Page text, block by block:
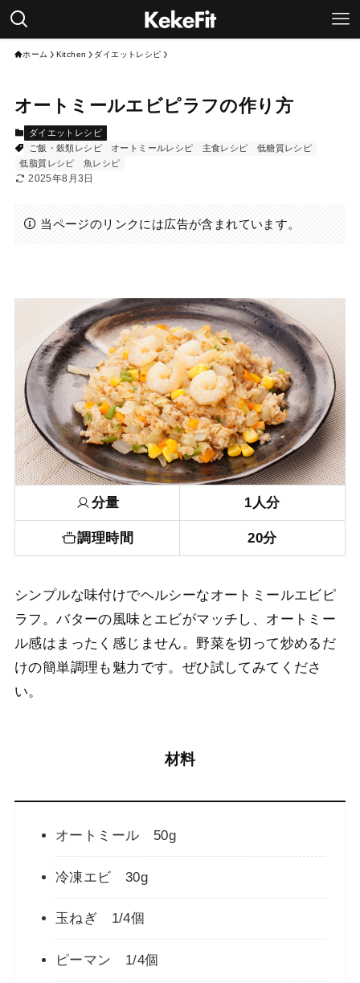
ホーム Kitchen ダイエットレシピ
オートミールエビピラフの作り方
ダイエットレシピ
ご飯・穀類レシピ
オートミールレシピ 主食レシピ
低糖質レシピ
低脂質レシピ
魚レシピ
2025年8月3日
当ページのリンクには広告が含まれています。
分量 1人分
調理時間 20分
シンプルな味付けでヘルシーなオートミールエビピ
ラフ。バターの風味とエビがマッチし、オートミー
ル感はまったく感じません。野菜を切って炒めるだ
けの簡単調理も魅力です。ぜひ試してみてくださ
い。
材料
オートミール 50g
冷凍エビ 30g
玉ねぎ 1/4個
ピーマン 1/4個